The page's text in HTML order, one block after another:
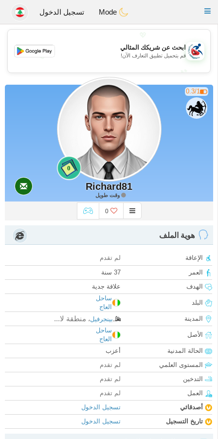
Handi Space
Toggle
تسجيل الدخول
💖
💕
ابحث عن شريكك المثالي
قم بتحميل تطبيق التعارف الآن!
0.3/1
0
Richard81
وقت طويل
0
هوية الملف
الإعاقة
لم تقدم
العمر
37 سنة
الهدف
علاقة جدية
البلد
ساحل
العاج
المدينة
بينجرفيل، منطقة لا...
الأصل
ساحل
العاج
الحالة المدنية
أعزب
المستوى العلمي
لم تقدم
التدخين
لم تقدم
العمل
لم تقدم
أصدقائي
تسجيل الدخول
تاريخ التسجيل
تسجيل الدخول